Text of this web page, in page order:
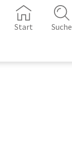
Start Suche